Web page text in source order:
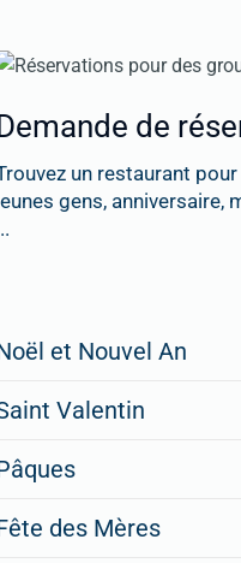
de
un restaurant
gens, anniversaire,
figurer
vos
spéciaux
et Nouvel An
Valentin
des Mères